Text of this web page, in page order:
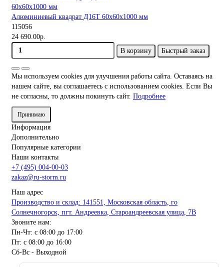
Алюминиевый квадрат Д16Т 60х60х1000 мм
115056
24 690.00р.
В корзину
Быстрый заказ
Мы используем cookies для улучшения работы сайта. Оставаясь на
нашем сайте, вы соглашаетесь с использованием cookies. Если Вы
не согласны, то должны покинуть сайт. Подробнее
Принимаю
Информация
Дополнительно
Популярные категории
Наши контакты
+7 (495) 004-00-03
zakaz@ru-storm.ru
Наш адрес
Производство и склад: 141551, Московская область, го
Солнечногорск, пгт. Андреевка, Староандреевская улица, 7В
Звоните нам:
Пн-Чт: с 08:00 до 17:00
Пт: с 08:00 до 16:00
Сб-Вс - Выходной